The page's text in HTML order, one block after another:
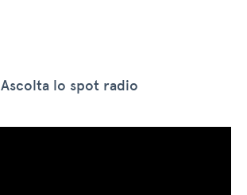
Ascolta lo spot radio